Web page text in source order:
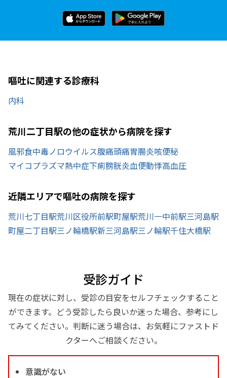
嘔吐に関連する診療科
内科
荒川二丁目駅の他の症状から病院を探す
風邪食中毒ノロウイルス腹痛頭痛胃腸炎咳便秘
マイコプラズマ熱中症下痢膀胱炎血便動悸高血圧
近隣エリアで嘔吐の病院を探す
荒川七丁目駅荒川区役所前駅町屋駅荒川一中前駅三河島駅
町屋二丁目駅三ノ輪橋駅新三河島駅三ノ輪駅千住大橋駅
受診ガイド
現在の症状に対し、受診の目安をセルフチェックすること
ができます。どう受診したら良いか迷った場合、参考にし
てみてください。判断に迷う場合は、お気軽にファストド
クターへご相談ください。
意識がない